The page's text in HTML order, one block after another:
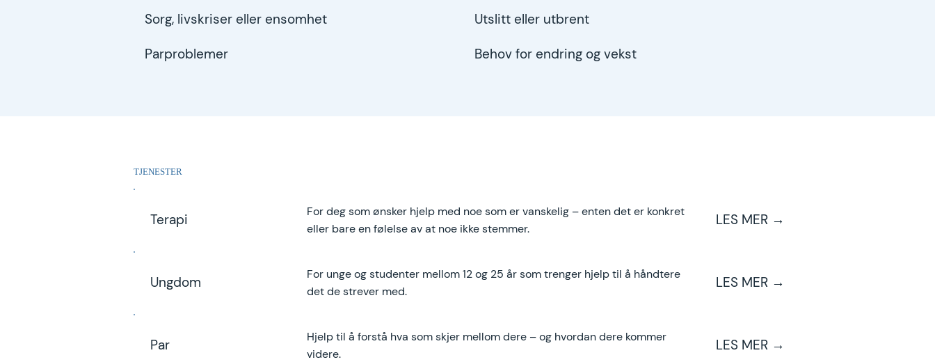
Sorg, livskriser eller ensomhet
Utslitt eller utbrent
Parproblemer
Behov for endring og vekst
TJENESTER
Terapi
For deg som ønsker hjelp med noe som er vanskelig – enten det er konkret
eller bare en følelse av at noe ikke stemmer.
LES MER →
Ungdom
For unge og studenter mellom 12 og 25 år som trenger hjelp til å håndtere
det de strever med.
LES MER →
Par
Hjelp til å forstå hva som skjer mellom dere – og hvordan dere kommer
videre.
LES MER →